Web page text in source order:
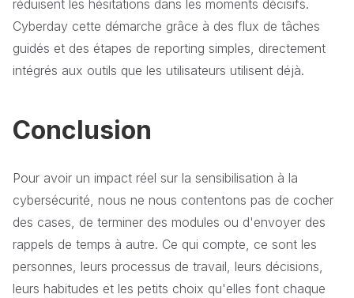
réduisent les hésitations dans les moments décisifs.
Cyberday cette démarche grâce à des flux de tâches
guidés et des étapes de reporting simples, directement
intégrés aux outils que les utilisateurs utilisent déjà.
Conclusion
Pour avoir un impact réel sur la sensibilisation à la
cybersécurité, nous ne nous contentons pas de cocher
des cases, de terminer des modules ou d'envoyer des
rappels de temps à autre. Ce qui compte, ce sont les
personnes, leurs processus de travail, leurs décisions,
leurs habitudes et les petits choix qu'elles font chaque